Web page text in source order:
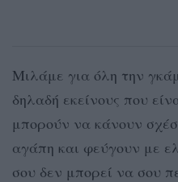
Μιλάμε για όλη την
δηλαδή εκείνους που
μπορούν να κάνουν
αγάπη και φεύγουν με
σου δεν μπορεί να σου